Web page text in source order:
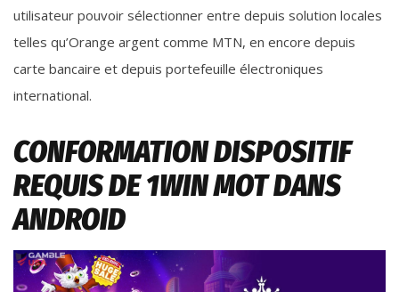
utilisateur pouvoir sélectionner entre depuis solution locales
telles qu’Orange argent comme MTN, en encore depuis
carte bancaire et depuis portefeuille électroniques
international.
CONFORMATION DISPOSITIF
REQUIS DE 1WIN MOT DANS
ANDROID